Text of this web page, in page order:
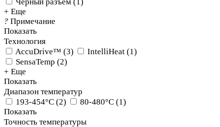
+ Еще
? Примечание
Показать
Технология
AccuDrive™ (3) IntelliHeat (1)
SensaTemp (2)
+ Еще
Показать
Диапазон температур
193-454°C (2) 80-480°C (1)
Показать
Точность температуры